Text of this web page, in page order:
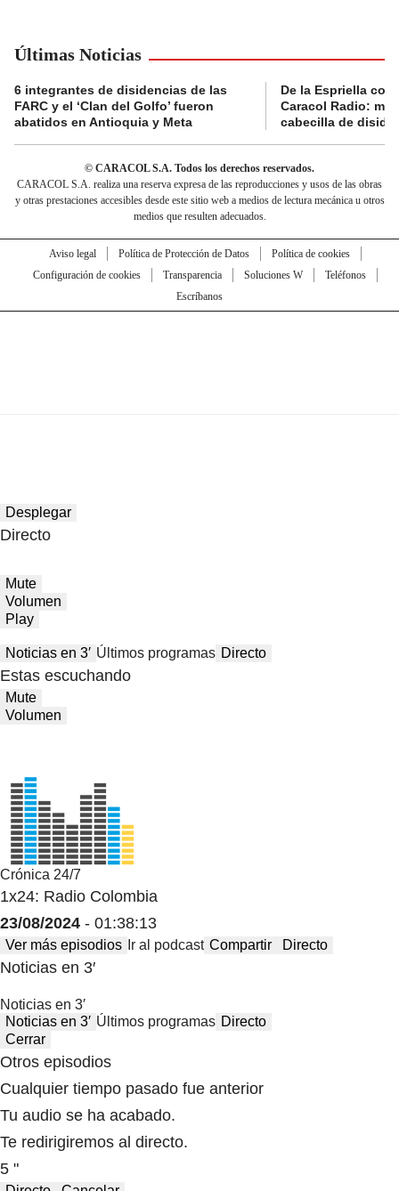
Últimas Noticias
6 integrantes de disidencias de las
FARC y el ‘Clan del Golfo’ fueron
abatidos en Antioquia y Meta
De la Espriella
Caracol Radio:
cabecilla de
© CARACOL S.A. Todos los derechos reservados.
CARACOL S.A. realiza una reserva expresa de las reproducciones y usos de las obras
y otras prestaciones accesibles desde este sitio web a medios de lectura mecánica u otros
medios que resulten adecuados.
Aviso legal Política de Protección de Datos
Política de cookies
Configuración de cookies
Transparencia Soluciones W
Teléfonos
Escríbanos
Desplegar
Directo
Mute
Volumen
Play
Noticias en 3′ Últimos programas Directo
Estas escuchando
Mute
Volumen
Crónica 24/7
1x24: Radio Colombia
23/08/2024 - 01:38:13
Ver más episodios Ir al podcast Compartir Directo
Noticias en 3′
Noticias en 3′
Noticias en 3′ Últimos programas Directo
Cerrar
Otros episodios
Cualquier tiempo pasado fue anterior
Tu audio se ha acabado.
Te redirigiremos al directo.
5 "